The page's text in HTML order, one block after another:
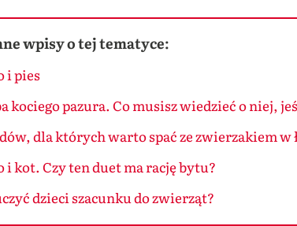
wpisy o tej tematyce:
i pies
kociego pazura. Co musisz wiedzieć o niej,
dla których warto spać ze zwierzakiem w
i kot. Czy ten duet ma rację bytu?
dzieci szacunku do zwierząt?